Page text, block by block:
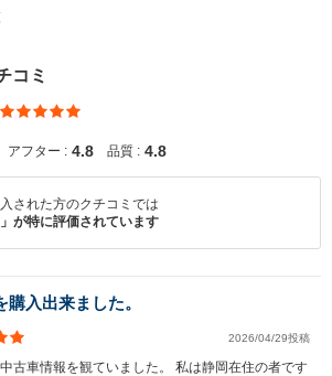
コミ
アフター : 4.8 品質 : 4.8
された方のクチコミでは
」が特に評価されています
入出来ました。
2026/04/29投稿
古車情報を観ていました。 私は静岡在住の者です
合わせをする際に自動入力されます
れた情報は